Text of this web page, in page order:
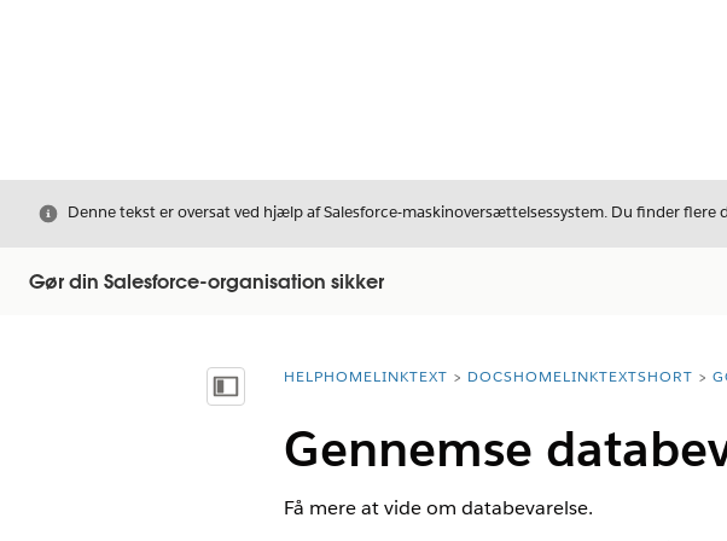
LukDenne tekst er oversat ved hjælp af Salesforce-maskinoversættelsessystem. Du finder flere
Gør din Salesforce-organisation sikker
Vis indholdsfortegnelse
breadcrumbDescription
HELPHOMELINKTEXT DOCSHOMELINKTEXTSHORT
Gennemse
Få mere at vide om databevarelse.